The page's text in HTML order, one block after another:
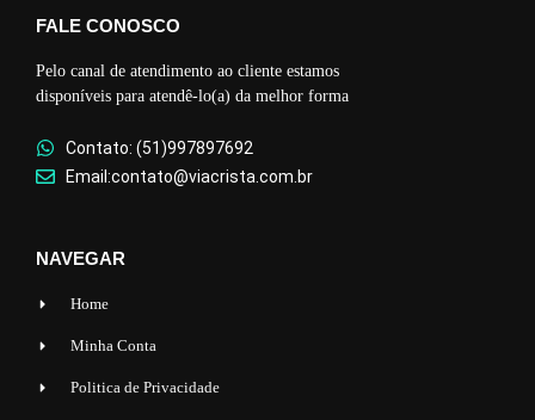
FALE CONOSCO
Pelo canal de atendimento ao cliente estamos
disponíveis para atendê-lo(a) da melhor forma
Contato: (51)997897692
Email:contato@viacrista.com.br
NAVEGAR
Home
Minha Conta
Politica de Privacidade